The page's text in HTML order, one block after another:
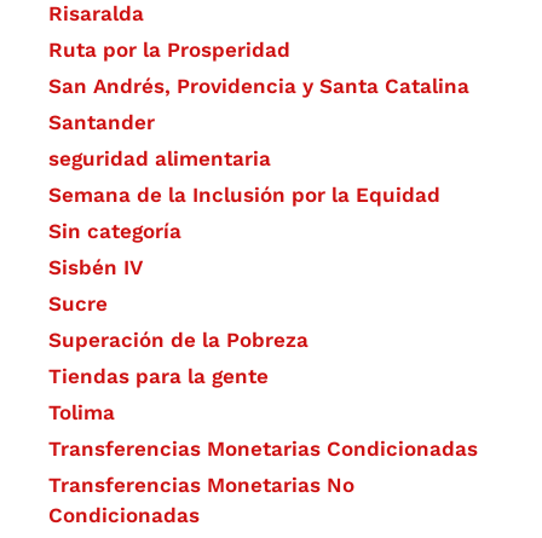
Risaralda
Ruta por la Prosperidad
San Andrés, Providencia y Santa Catalina
Santander
seguridad alimentaria
Semana de la Inclusión por la Equidad
Sin categoría
Sisbén IV
Sucre
Superación de la Pobreza
Tiendas para la gente
Tolima
Transferencias Monetarias Condicionadas
Transferencias Monetarias No
Condicionadas